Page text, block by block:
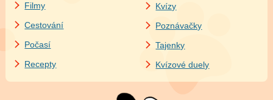
Filmy
Cestování
Počasí
Recepty
Kvízy
Poznávačky
Tajenky
Kvízové duely